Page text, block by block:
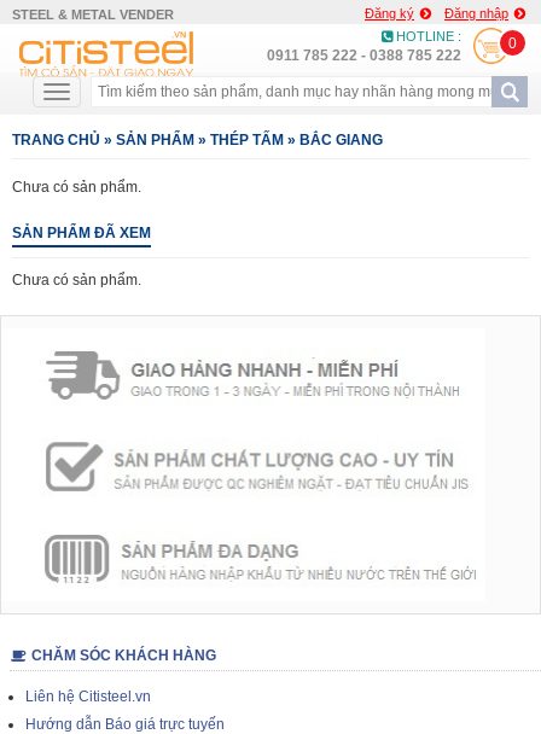
STEEL & METAL VENDER Đăng ký
Đăng nhập
HOTLINE :
0911 785 222 - 0388 785 222
0
TRANG CHỦ » SẢN PHẨM » THÉP TẤM » BẮC GIANG
Chưa có sản phẩm.
SẢN PHẨM ĐÃ XEM
Chưa có sản phẩm.
CHĂM SÓC KHÁCH HÀNG
Liên hệ Citisteel.vn
Hướng dẫn Báo giá trực tuyến